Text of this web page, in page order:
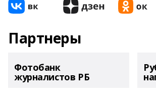
Партнеры
Фотобанк
журналистов РБ